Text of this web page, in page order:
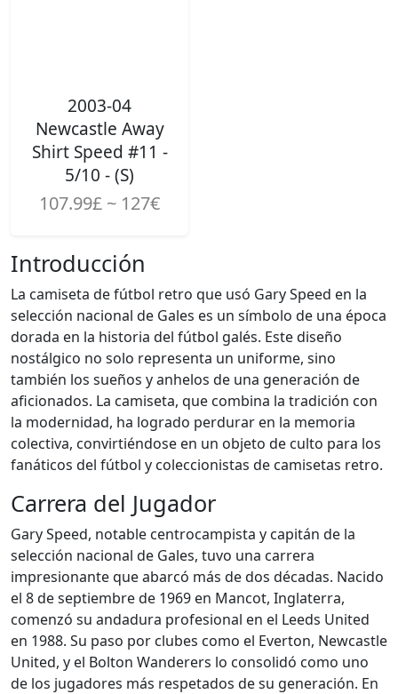
2003-04
Newcastle Away
Shirt Speed #11 -
5/10 - (S)
107.99£ ~ 127€
Introducción
La camiseta de fútbol retro que usó Gary Speed en la
selección nacional de Gales es un símbolo de una época
dorada en la historia del fútbol galés. Este diseño
nostálgico no solo representa un uniforme, sino
también los sueños y anhelos de una generación de
aficionados. La camiseta, que combina la tradición con
la modernidad, ha logrado perdurar en la memoria
colectiva, convirtiéndose en un objeto de culto para los
fanáticos del fútbol y coleccionistas de camisetas retro.
Carrera del Jugador
Gary Speed, notable centrocampista y capitán de la
selección nacional de Gales, tuvo una carrera
impresionante que abarcó más de dos décadas. Nacido
el 8 de septiembre de 1969 en Mancot, Inglaterra,
comenzó su andadura profesional en el Leeds United
en 1988. Su paso por clubes como el Everton, Newcastle
United, y el Bolton Wanderers lo consolidó como uno
de los jugadores más respetados de su generación. En